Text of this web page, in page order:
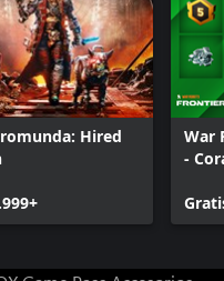
Hired
War
-